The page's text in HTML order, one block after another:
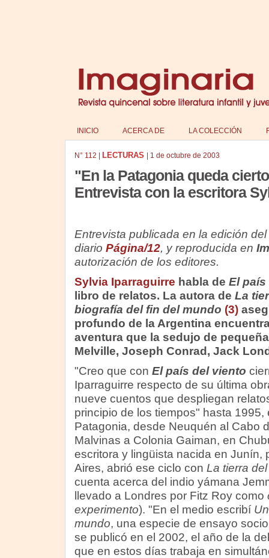
INICIO ACERCA DE LA COLECCIÓN
N° 112 LECTURAS 1 de octubre de 2003
"En la Patagonia queda
Entrevista con la escritora
Entrevista publicada en la edición
diario Página/12, y reproducida en
autorización de los editores.
Sylvia Iparraguirre habla de El
libro de relatos. La autora de La
biografía del fin del mundo (3)
profundo de la Argentina
aventura que la sedujo de
Melville, Joseph Conrad, Jack
"Creo que con El país del viento
Iparraguirre respecto de su última
nueve cuentos que despliegan
principio de los tiempos" hasta
Patagonia, desde Neuquén al Cabo
Malvinas a Colonia Gaiman, en
escritora y lingüista nacida en Junín,
Aires, abrió ese ciclo con La tierra
cuenta acerca del indio yámana
llevado a Londres por Fitz Roy como
experimento). "En el medio escribí
mundo, una especie de ensayo
se publicó en el 2002, el año de la
que en estos días trabaja en